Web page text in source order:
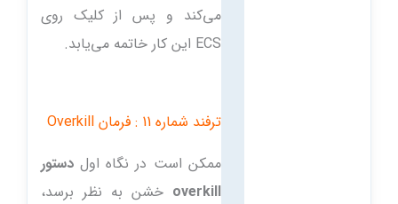
می‌کند و پس از کلیک روی
ECS این کار خاتمه می‌یابد.
ترفند شماره 11 : فرمان Overkill
ممکن است در نگاه اولدستور
overkill خشن به نظر برسد،